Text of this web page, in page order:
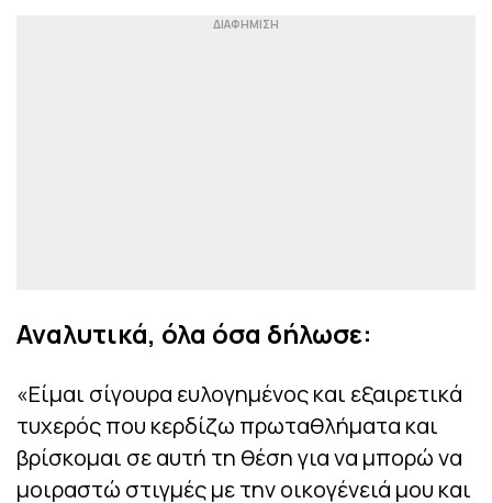
Αναλυτικά, όλα όσα δήλωσε:
«Είμαι σίγουρα ευλογημένος και εξαιρετικά
τυχερός που κερδίζω πρωταθλήματα και
βρίσκομαι σε αυτή τη θέση για να μπορώ να
μοιραστώ στιγμές με την οικογένειά μου και